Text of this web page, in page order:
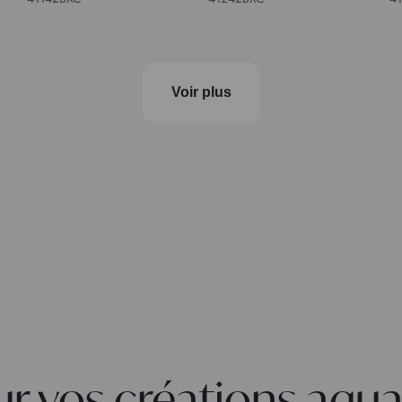
Voir plus